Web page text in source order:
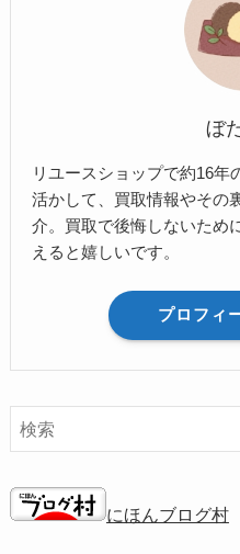
ぼ
リユースショップで約16年
活かして、買取情報やその
介。買取で後悔しないため
えると嬉しいです。
プロフィ
にほんブログ村